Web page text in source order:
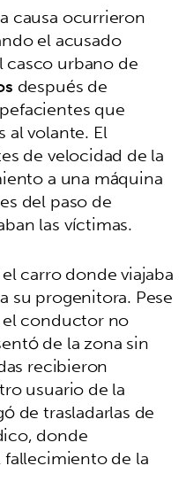
causa ocurrieron
el acusado
urbano de
después de
que
al volante. El
de velocidad de la
a una máquina
del paso de
las víctimas.
carro donde viajaba
su progenitora. Pese
conductor no
de la zona sin
recibieron
usuario de la
de trasladarlas de
donde
de la